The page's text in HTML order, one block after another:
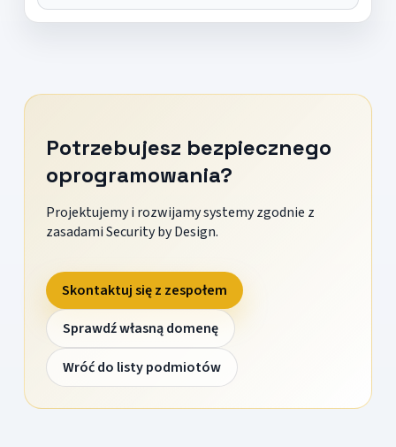
Potrzebujesz bezpiecznego
oprogramowania?
Projektujemy i rozwijamy systemy zgodnie z
zasadami Security by Design.
Skontaktuj się z zespołem
Sprawdź własną domenę
Wróć do listy podmiotów